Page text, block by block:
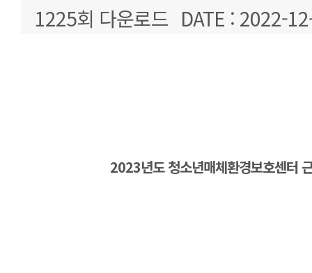
1225회 다운로드 DATE : 2022-
2023년도 청소년매체환경보호센터